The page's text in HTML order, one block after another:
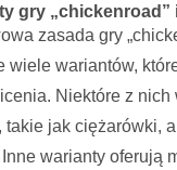
gry
zasada gry
wiele wariantów,
Niektóre z
takie jak ciężarówki,
warianty oferują